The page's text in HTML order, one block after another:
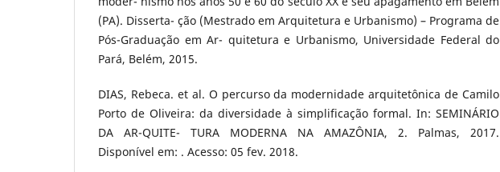
(PA). Disserta- ção (Mestrado em Arquitetura e Urbanismo) – Programa de
Pós-Graduação em Ar- quitetura e Urbanismo, Universidade Federal do
Pará, Belém, 2015.
DIAS, Rebeca. et al. O percurso da modernidade arquitetônica de Camilo
Porto de Oliveira: da diversidade à simplificação formal. In: SEMINÁRIO
DA AR-QUITE- TURA MODERNA NA AMAZÔNIA, 2. Palmas, 2017.
Disponível em: . Acesso: 05 fev. 2018.